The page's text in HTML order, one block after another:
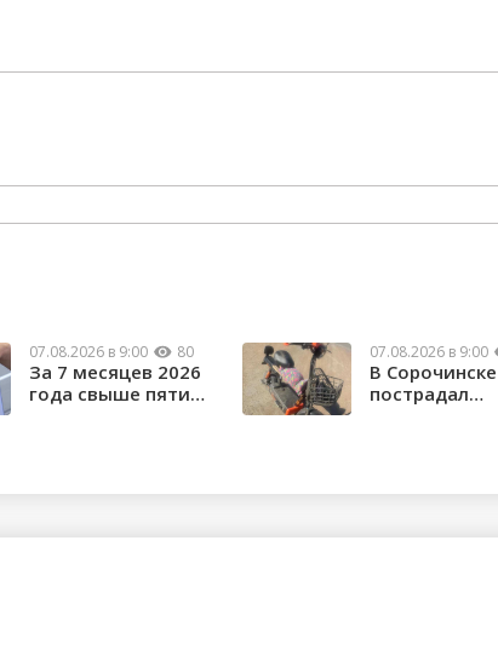
07.08.2026 в 9:00 80
За 7 месяцев 2026
года свыше пяти
07.08.2026 в 9:00
В
пострадал